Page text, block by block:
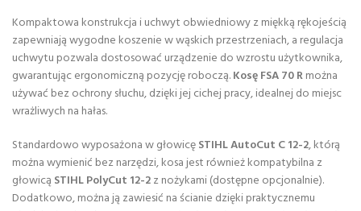
Kompaktowa konstrukcja i uchwyt obwiedniowy z miękką rękojeścią
zapewniają wygodne koszenie w wąskich przestrzeniach, a regulacja
uchwytu pozwala dostosować urządzenie do wzrostu użytkownika,
gwarantując ergonomiczną pozycję roboczą.Kosę FSA 70 Rmożna
używać bez ochrony słuchu, dzięki jej cichej pracy, idealnej do miejsc
wrażliwych na hałas.
Standardowo wyposażona w głowicęSTIHL AutoCut C 12-2, którą
można wymienić bez narzędzi, kosa jest również kompatybilna z
głowicą STIHL PolyCut 12-2z nożykami (dostępne opcjonalnie).
Dodatkowo, można ją zawiesić na ścianie dzięki praktycznemu